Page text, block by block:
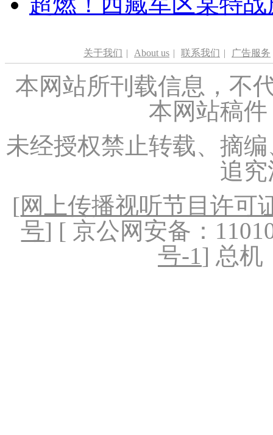
关于我们 | About us | 联系我们 | 广告服务
本网站所刊载信息，不
本网站稿
未经授权禁止转载、摘
追
[网上传播视听节目许可
号] [ 京公网安备：
号-1] 总机